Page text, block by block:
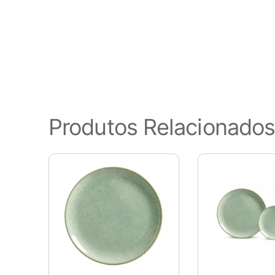
Pesquisar
Produtos Relacionados
funcionalidades básicas do
Os cookies necessários são
apenas cookies que
Cookies Não Necessários
Ativado
Quaisquer cookies que